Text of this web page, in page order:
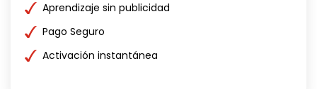
Aprendizaje sin publicidad
Pago Seguro
Activación instantánea